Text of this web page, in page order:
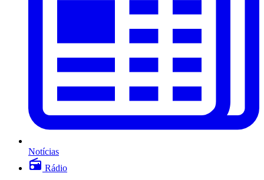
Notícias
Rádio